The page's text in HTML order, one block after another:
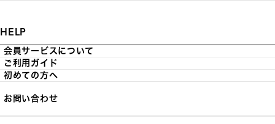
HELP
会員サービスについて
ご利用ガイド
初めての方へ
お問い合わせ